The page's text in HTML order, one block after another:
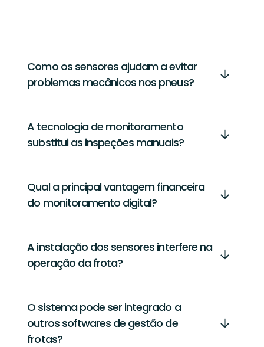
Como os sensores ajudam a evitar
problemas mecânicos nos pneus?
A tecnologia de monitoramento
substitui as inspeções manuais?
Qual a principal vantagem financeira
do monitoramento digital?
A instalação dos sensores interfere na
operação da frota?
O sistema pode ser integrado a
outros softwares de gestão de
frotas?